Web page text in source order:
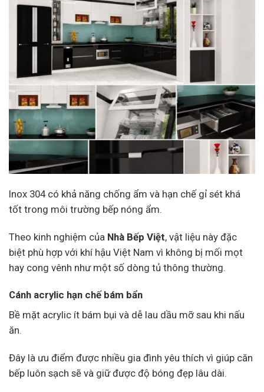
Inox 304 có khả năng chống ẩm và hạn chế gỉ sét khá
tốt trong môi trường bếp nóng ẩm.
Theo kinh nghiệm của Nhà Bếp Việt, vật liệu này đặc
biệt phù hợp với khí hậu Việt Nam vì không bị mối mọt
hay cong vênh như một số dòng tủ thông thường.
Cánh acrylic hạn chế bám bẩn
Bề mặt acrylic ít bám bụi và dễ lau dầu mỡ sau khi nấu
ăn.
Đây là ưu điểm được nhiều gia đình yêu thích vì giúp căn
bếp luôn sạch sẽ và giữ được độ bóng đẹp lâu dài.